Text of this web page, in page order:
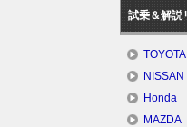
試乗＆解説
TOYOTA
NISSAN
Honda
MAZDA